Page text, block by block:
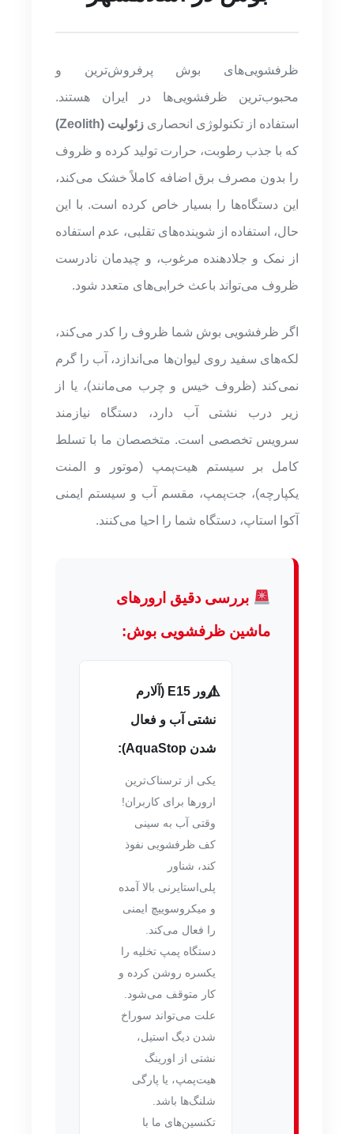
ظرفشویی‌های بوش پرفروش‌ترین و
محبوب‌ترین ظرفشویی‌ها در ایران هستند.
استفاده از تکنولوژی انحصاری زئولیت (Zeolith)
که با جذب رطوبت، حرارت تولید کرده و ظروف
را بدون مصرف برق اضافه کاملاً خشک می‌کند،
این دستگاه‌ها را بسیار خاص کرده است. با این
حال، استفاده از شوینده‌های تقلبی، عدم استفاده
از نمک و جلادهنده مرغوب، و چیدمان نادرست
ظروف می‌تواند باعث خرابی‌های متعدد شود.
اگر ظرفشویی بوش شما ظروف را کدر می‌کند،
لکه‌های سفید روی لیوان‌ها می‌اندازد، آب را گرم
نمی‌کند (ظروف خیس و چرب می‌مانند)، یا از
زیر درب نشتی آب دارد، دستگاه نیازمند
سرویس تخصصی است. متخصصان ما با تسلط
کامل بر سیستم هیت‌پمپ (موتور و المنت
یکپارچه)، جت‌پمپ، مقسم آب و سیستم ایمنی
آکوا استاپ، دستگاه شما را احیا می‌کنند.
بررسی دقیق ارورهای
ماشین ظرفشویی بوش:
ارور E15 (آلارم
نشتی آب و فعال
شدن AquaStop):
یکی از ترسناک‌ترین
ارورها برای کاربران!
وقتی آب به سینی
کف ظرفشویی نفوذ
کند، شناور
پلی‌استایرنی بالا آمده
و میکروسوییچ ایمنی
را فعال می‌کند.
دستگاه پمپ تخلیه را
یکسره روشن کرده و
کار متوقف می‌شود.
علت می‌تواند سوراخ
شدن دیگ استیل،
نشتی از اورینگ
هیت‌پمپ، یا پارگی
شلنگ‌ها باشد.
تکنسین‌های ما با